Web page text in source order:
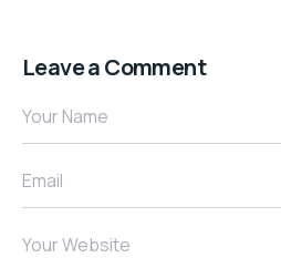
Leave a Comment
Your Name
Email
Your Website